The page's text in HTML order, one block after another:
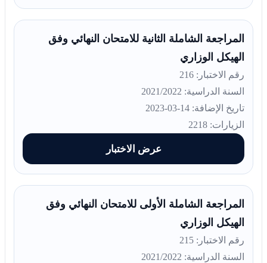
المراجعة الشاملة الثانية للامتحان النهائي وفق
الهيكل الوزاري
رقم الاختبار: 216
السنة الدراسية: 2021/2022
تاريخ الإضافة: 14-03-2023
الزيارات: 2218
عرض الاختبار
المراجعة الشاملة الأولى للامتحان النهائي وفق
الهيكل الوزاري
رقم الاختبار: 215
السنة الدراسية: 2021/2022